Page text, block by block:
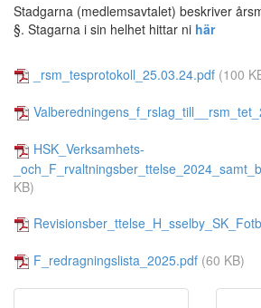
Stadgarna (medlemsavtalet) beskriver
§. Stagarna i sin helhet hittar ni här
_rsm_tesprotokoll_25.03.24.pdf (100
HSK_Verksamhets-
KB)
F_redragningslista_2025.pdf (60 KB)